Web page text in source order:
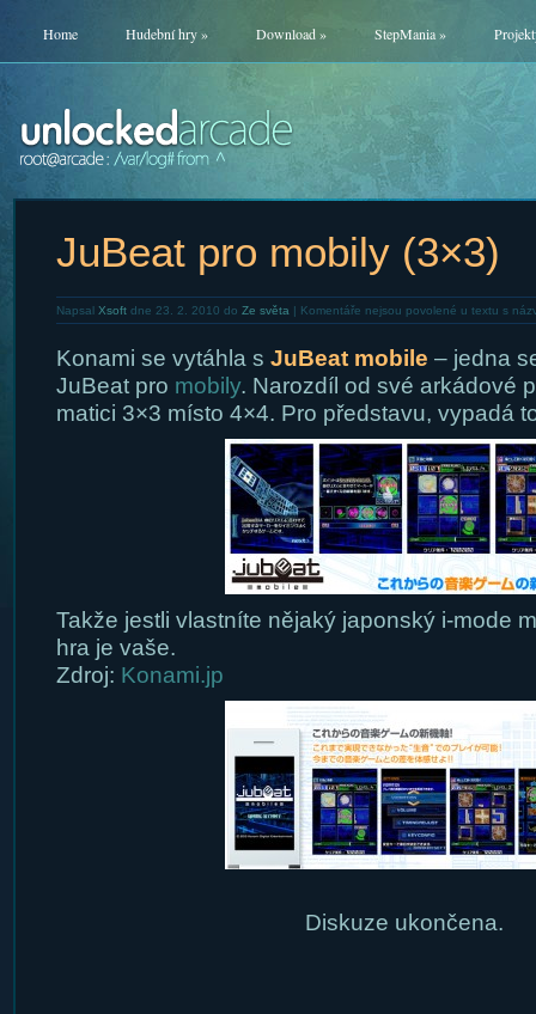
Home Hudební hry» Download» StepMania»
JuBeat pro mobily (3×3)
Napsal Xsoftdne 23. 2. 2010 do Ze světa | Komentáře nejsou povolené u textu s
Konami se vytáhla s JuBeat mobile – jedna
JuBeat pro mobily. Narozdíl od své arkádové
matici 3×3 místo 4×4. Pro představu, vypadá
Takže jestli vlastníte nějaký japonský i-mode
hra je vaše.
Zdroj: Konami.jp
Diskuze ukončena.